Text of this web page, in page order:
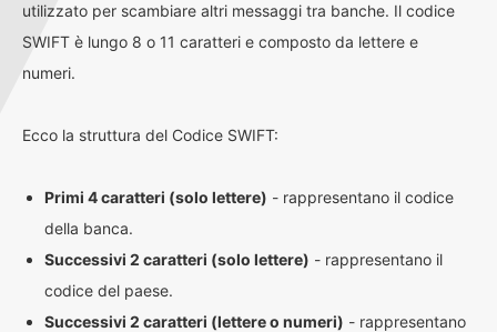
utilizzato per scambiare altri messaggi tra banche. Il codice
SWIFT è lungo 8 o 11 caratteri e composto da lettere e
numeri.
Ecco la struttura del Codice SWIFT:
Primi 4 caratteri (solo lettere) - rappresentano il codice
della banca.
Successivi 2 caratteri (solo lettere) - rappresentano il
codice del paese.
Successivi 2 caratteri (lettere o numeri) - rappresentano